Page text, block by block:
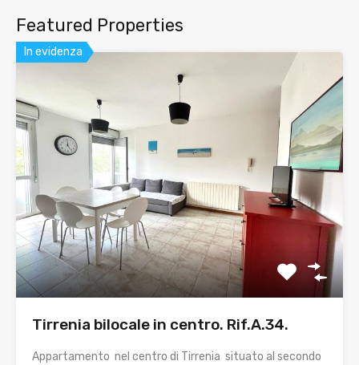
Featured Properties
In evidenza
Tirrenia bilocale in centro. Rif.A.34.
Appartamento nel centro di Tirrenia situato al secondo